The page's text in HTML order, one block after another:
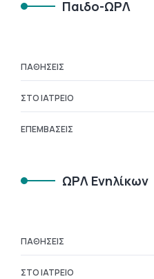
Παιδο-ΩΡΛ
ΠΑΘΉΣΕΙΣ
ΣΤΟ ΙΑΤΡΕΊΟ
ΕΠΕΜΒΆΣΕΙΣ
ΩΡΛ Ενηλίκων
ΠΑΘΉΣΕΙΣ
ΣΤΟ ΙΑΤΡΕΊΟ